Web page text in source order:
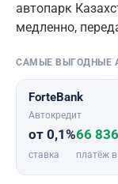
автопарк
медленно,
САМЫЕ ВЫГОДНЫЕ
ForteBank
Автокредит
от 0,1%
ставка
66
платёж